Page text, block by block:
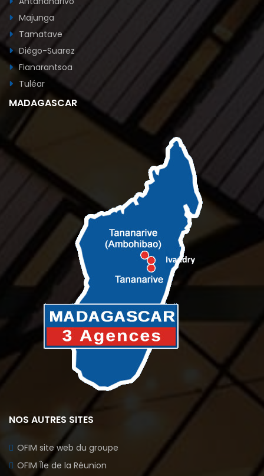
Majunga
Tamatave
Diégo-Suarez
Fianarantsoa
Tuléar
MADAGASCAR
NOS AUTRES SITES
OFIM site web du groupe
OFIM Île de la Réunion